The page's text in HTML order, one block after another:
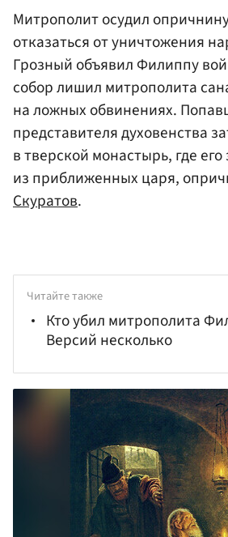
Митрополит осудил
отказаться от уничтожения
Грозный объявил Филиппу
собор лишил митрополита
на ложных обвинениях.
представителя духовенства
в тверской монастырь, где
из приближенных царя,
Скуратов.
Читайте также
Кто убил митрополита
Версий несколько